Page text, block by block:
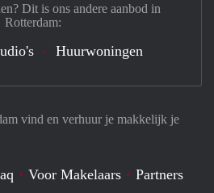
vind en verhuur je makkelijk je
Voor Makelaars
Partners
Dit is ons andere aanbod in
Rotterdam:
Huurwoningen